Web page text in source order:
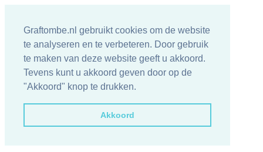
Graftombe.nl gebruikt cookies om de website
te analyseren en te verbeteren. Door gebruik
te maken van deze website geeft u akkoord.
Tevens kunt u akkoord geven door op de
"Akkoord" knop te drukken.
Akkoord